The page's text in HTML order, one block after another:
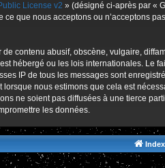
License v2 » (désigné ci-après par «
ce que nous acceptons ou n’acceptons
contenu abusif, obscène, vulgaire,
hébergé ou les lois internationales. Le
IP de tous les messages sont
lorsque nous estimons que cela est
ne soient pas diffusées à une tierce
les données.